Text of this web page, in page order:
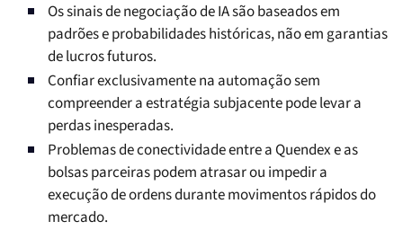
Os sinais de negociação de IA são baseados em
padrões e probabilidades históricas, não em garantias
de lucros futuros.
Confiar exclusivamente na automação sem
compreender a estratégia subjacente pode levar a
perdas inesperadas.
Problemas de conectividade entre a Quendex e as
bolsas parceiras podem atrasar ou impedir a
execução de ordens durante movimentos rápidos do
mercado.